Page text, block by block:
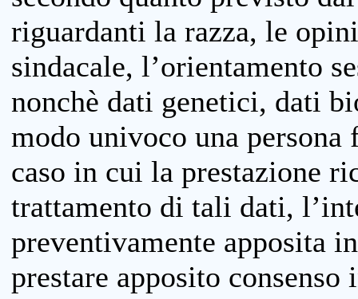
riguardanti la razza, le
sindacale, l’orientamento
nonchè dati genetici, dati
modo univoco una
caso in cui la prestazione
trattamento di tali dati,
preventivamente apposita
prestare apposito